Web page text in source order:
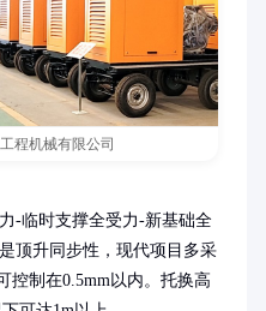
程机械有限公司
-临时支撑全受力-新基础全
顶升同步性，现代项目多采
控制在0.5mm以内。托换高